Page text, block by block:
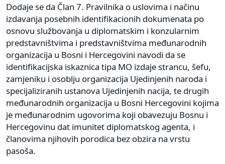
Dodaje se da Član 7. Pravilnika o uslovima i načinu
izdavanja posebnih identifikacionih dokumenata po
osnovu službovanja u diplomatskim i konzularnim
predstavništvima i predstavništvima međunarodnih
organizacija u Bosni i Hercegovini navodi da se
identifikacijska iskaznica tipa MO izdaje strancu, šefu,
zamjeniku i osoblju organizacija Ujedinjenih naroda i
specijaliziranih ustanova Ujedinjenih nacija, te drugih
međunarodnih organizacija u Bosni Hercegovini kojima
je međunarodnim ugovorima koji obavezuju Bosnu i
Hercegovinu dat imunitet diplomatskog agenta, i
članovima njihovih porodica bez obzira na vrstu
pasoša.